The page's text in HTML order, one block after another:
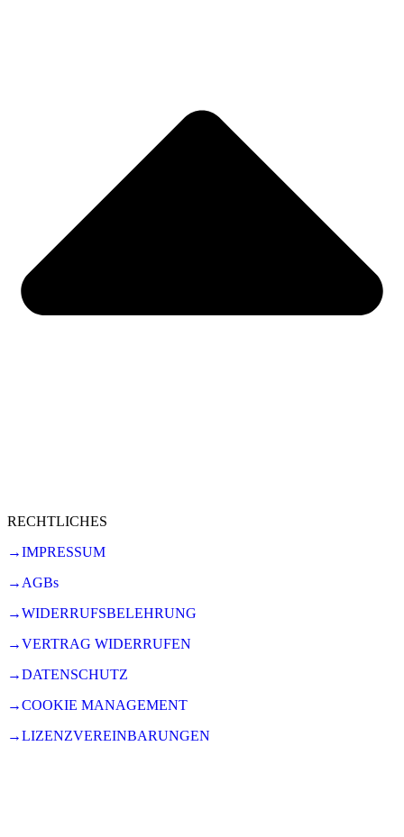
RECHTLICHES
→IMPRESSUM
→AGBs
→WIDERRUFSBELEHRUNG
→VERTRAG WIDERRUFEN
→DATENSCHUTZ
→COOKIE MANAGEMENT
→LIZENZVEREINBARUNGEN